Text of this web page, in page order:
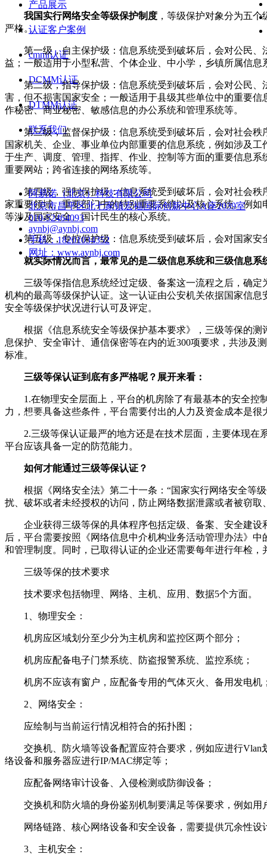
产品展示
认证客户案例
cmmi认证
DCMM认证
DTMM认证
联系我们
我国实行网络安全等级保护制度 ，等级保护对象分为五
严格。
第一级，自主保护级：信息系统受到破坏后，会对公民、
益；一般适用于小型私营、个体企业、中小学，乡镇所属信
第二级，指导保护级：信息系统受到破坏后，会对公民、
害，但不损害国家安全；一般适用于县级其些单位中的重要
作秘密、商业秘密、敏感信息的办公系统和管理系统等。
第三级，监督保护级：信息系统受到破坏后，会对社会秩
国家机关、企业、事业单位内部重要的信息系统，例如涉及
于生产、调度、管理、指挥、作业、控制等方面的重要信息
重要网站；跨省连接的网络系统等。
第四级，强制保护级：信息系统受到破坏后，会对社会秩
家重要领域、重要部门中的特别重要系统以及核心系统。例
等涉及国家安全、国计民生的核心系统。
第五级，专控保护级：信息系统受到破坏后，会对国家安
就实际情况而言，最常见的是二级信息系统和三级信息系
三级等保指信息系统经过定级、备案这一流程之后，确定
机构的最高等级保护认证。这一认证由公安机关依据国家信
安全等级保护状况进行认可及评定。
根据《信息系统安全等级保护基本要求》，三级等保的测
息保护、安全审计、通信保密等在内的近300项要求，共涉及
标准。
三级等保认证到底有多严格呢？展开来看：
1.在物理安全层面上，平台的机房除了有最基本的安全控
力，想要具备这些条件，平台需要付出的人力及资金成本是
2.三级等保认证最严的地方还是在技术层面，主要体现在
平台应该具备一定的防范能力。
如何才能通过三级等保认证？
根据《网络安全法》第二十一条：“国家实行网络安全等级
扰、破坏或者未经授权的访问，防止网络数据泄露或者被窃取
企业获得三级等保的具体程序包括定级、备案、安全建设
后，平台需要按照《网络信息中介机构业务活动管理办法》
和管理制度。同时，已取得认证的企业还需要每年进行年检，
三级等保的技术要求
技术要求包括物理、网络、主机、应用、数据5个方面。
1、物理安全：
机房应区域划分至少分为主机房和监控区两个部分；
机房应配备电子门禁系统、防盗报警系统、监控系统；
机房不应该有窗户，应配备专用的气体灭火、备用发电机
2、网络安全：
应绘制与当前运行情况相符合的拓扑图；
交换机、防火墙等设备配置应符合要求，例如应进行Vlan
络设备和服务器应进行IP/MAC绑定等；
应配备网络审计设备、入侵检测或防御设备；
交换机和防火墙的身份鉴别机制要满足等保要求，例如用
网络链路、核心网络设备和安全设备，需要提供冗余性设
3、主机安全：
阿易诺（北京）科技有限公司
北京市昌平区北七家镇宏福国际创新中心A座2039室
010-52464093
aynbj@aynbj.com
手机：18201034352
网址： www.aynbj.com
微信扫一扫
免费报价